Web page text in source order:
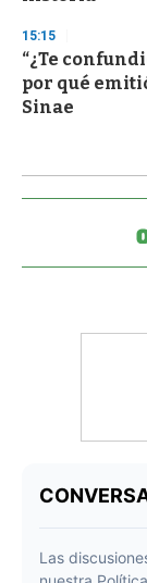
15:15
“¿Te
por qué
Sinae